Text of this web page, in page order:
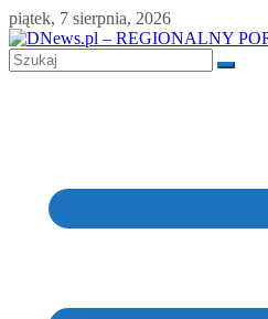
Skip
to
content
piątek, 7 sierpnia, 2026